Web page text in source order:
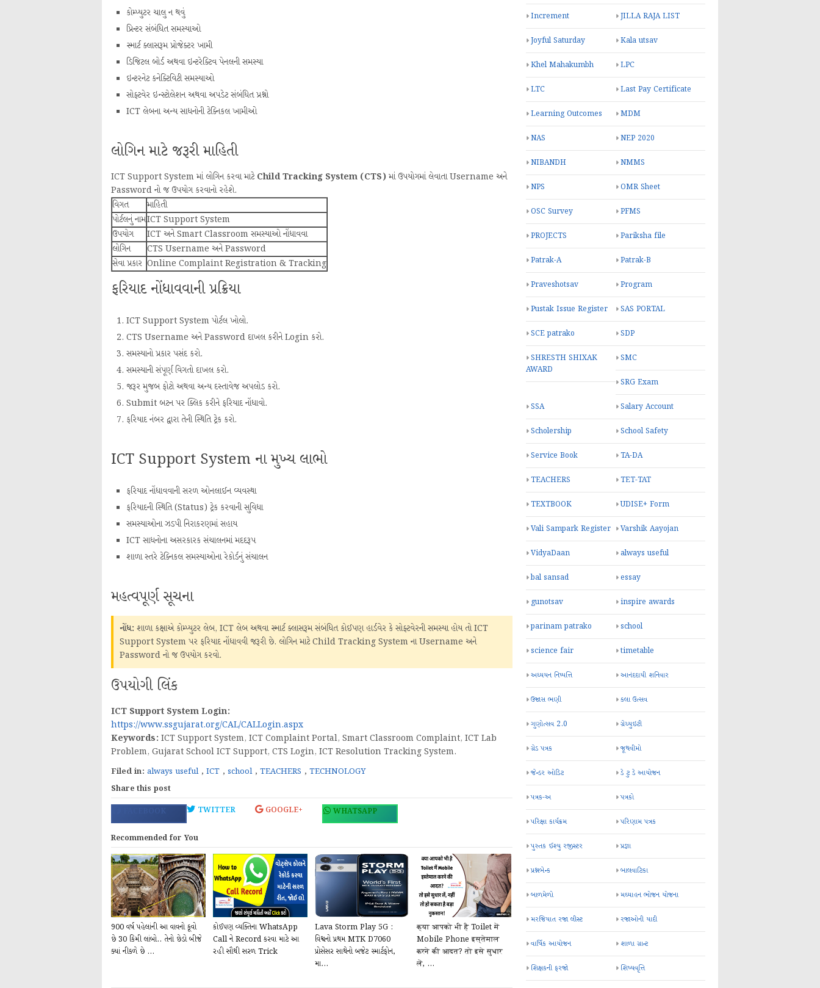
કોમ્પ્યુટર ચાલુ ન થવું
પ્રિન્ટર સંબંધિત સમસ્યાઓ
સ્માર્ટ ક્લાસરૂમ પ્રોજેક્ટર ખામી
ડિજિટલ બોર્ડ અથવા ઇન્ટરેક્ટિવ પેનલની સમસ્યા
ઇન્ટરનેટ કનેક્ટિવિટી સમસ્યાઓ
સોફ્ટવેર ઇન્સ્ટોલેશન અથવા અપડેટ સંબંધિત પ્રશ્નો
ICT લેબના અન્ય સાધનોની ટેક્નિકલ ખામીઓ
લોગિન માટે જરૂરી માહિતી
ICT Support System માં લોગિન કરવા માટે Child Tracking System (CTS) માં ઉપયોગમાં લેવાતા Username અને
Password નો જ ઉપયોગ કરવાનો રહેશે.
વિગત
માહિતી
પોર્ટલનું નામICT Support System
ઉપયોગ
ICT અને Smart Classroom સમસ્યાઓ નોંધાવવા
લોગિન
CTS Username અને Password
સેવા પ્રકાર Online Complaint Registration & Tracking
ફરિયાદ નોંધાવવાની પ્રક્રિયા
ICT Support System પોર્ટલ ખોલો.
CTS Username અને Password દાખલ કરીને Login કરો.
સમસ્યાનો પ્રકાર પસંદ કરો.
સમસ્યાની સંપૂર્ણ વિગતો દાખલ કરો.
જરૂર મુજબ ફોટો અથવા અન્ય દસ્તાવેજ અપલોડ કરો.
Submit બટન પર ક્લિક કરીને ફરિયાદ નોંધાવો.
ફરિયાદ નંબર દ્વારા તેની સ્થિતિ ટ્રેક કરો.
ICT Support System ના મુખ્ય લાભો
ફરિયાદ નોંધાવવાની સરળ ઓનલાઈન વ્યવસ્થા
ફરિયાદની સ્થિતિ (Status) ટ્રેક કરવાની સુવિધા
સમસ્યાઓના ઝડપી નિરાકરણમાં સહાય
ICT સાધનોના અસરકારક સંચાલનમાં મદદરૂપ
શાળા સ્તરે ટેક્નિકલ સમસ્યાઓના રેકોર્ડનું સંચાલન
મહત્વપૂર્ણ સૂચના
નોંધ: શાળા કક્ષાએ કોમ્પ્યુટર લેબ, ICT લેબ અથવા સ્માર્ટ ક્લાસરૂમ સંબંધિત કોઈપણ હાર્ડવેર કે સોફ્ટવેરની સમસ્યા હોય તો ICT
Support System પર ફરિયાદ નોંધાવવી જરૂરી છે. લોગિન માટે Child Tracking System ના Username અને
Password નો જ ઉપયોગ કરવો.
ઉપયોગી લિંક
ICT Support System Login:
https://www.ssgujarat.org/CAL/CALLogin.aspx
Keywords: ICT Support System, ICT Complaint Portal, Smart Classroom Complaint, ICT Lab
Problem, Gujarat School ICT Support, CTS Login, ICT Resolution Tracking System.
Filed in: always useful, ICT , school, TEACHERS , TECHNOLOGY
Share this post
FACEBOOK TWITTER GOOGLE+ WHATSAPP
Recommended for You
900 વર્ષ પહેલાંની આ વાવનો કૂવો
છે 30 કિમી લાંબો.. તેનો છેડો બીજે
ક્યાં નીકળે છે ...
કોઈપણ વ્યક્તિના WhatsApp
Call ને Record કરવા માટે આ
રહી સૌથી સરળ Trick
Lava Storm Play 5G :
વિશ્વનો પ્રથમ MTK D7060
પ્રોસેસર સાથેનો બજેટ સ્માર્ટફોન,
મા...
क्या आपको भी है Toilet में
Mobile Phone इस्तेमाल
करने की आदत? तो इसे सुधार
लें, ...
Increment JILLA RAJA LIST
Joyful Saturday Kala utsav
Khel Mahakumbh LPC
LTC Last Pay Certificate
Learning Outcomes MDM
NAS NEP 2020
NIBANDH NMMS
NPS OMR Sheet
OSC Survey PFMS
PROJECTS Pariksha file
Patrak-A Patrak-B
Praveshotsav Program
Pustak Issue Register SAS PORTAL
SCE patrako SDP
SHRESTH SHIXAK
AWARD
SMC
SRG Exam
SSA Salary Account
Scholership School Safety
Service Book TA-DA
TEACHERS TET-TAT
TEXTBOOK UDISE+ Form
Vali Sampark Register Varshik Aayojan
VidyaDaan always useful
bal sansad essay
gunotsav inspire awards
parinam patrako school
science fair timetable
અધ્યયન નિષ્પત્તિ આનંદદાયી શનિવાર
ઉજાસ ભણી કલા ઉત્સવ
ગુણોત્સવ 2.0 ગ્રેચ્યુઇટી
ગ્રેડ પત્રક જૂથવીમો
જેન્ડર ઓડિટ ડે ટુ ડે આયોજન
પત્રક-અ પત્રકો
પરિક્ષા કાર્યક્રમ પરિણામ પત્રક
પુસ્તક ઈશ્યુ રજીસ્ટર પ્રજ્ઞા
પ્રશ્નબેન્ક બાલવાટિકા
બાળમેળો મઘ્યાહન ભોજન યોજના
મરજિયાત રજા લીસ્ટ રજાઓની યાદી
વાર્ષિક આયોજન શાળા ગ્રાન્ટ
શિક્ષકની ફરજો શિષ્યવૃત્તિ